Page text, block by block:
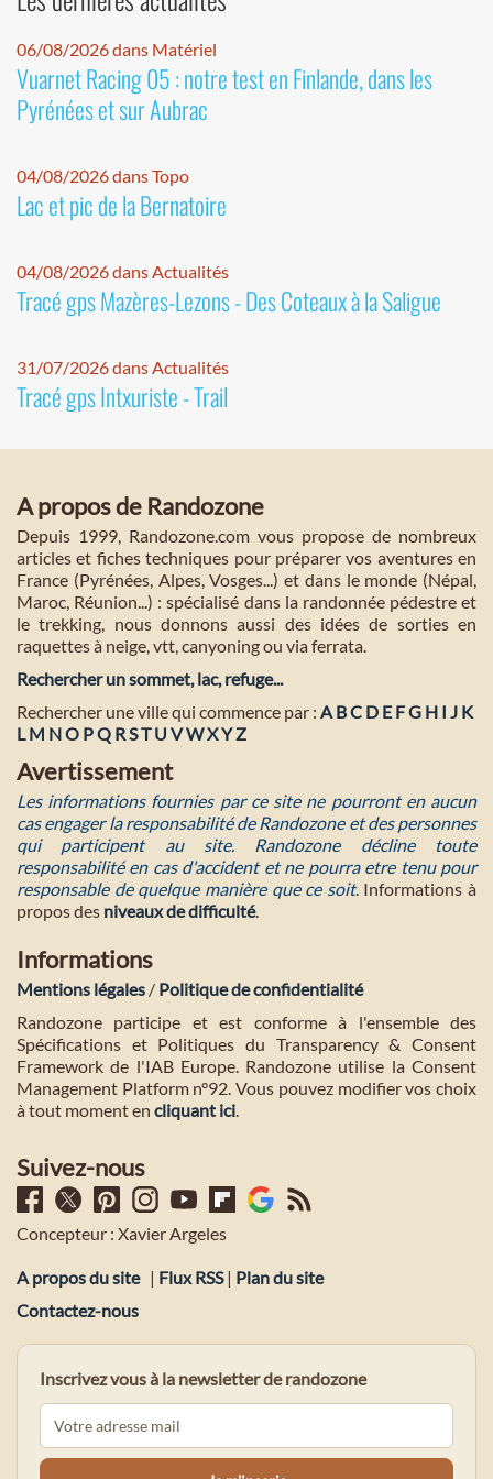
06/08/2026 dans Matériel
Vuarnet Racing 05 : notre test en Finlande, dans les
Pyrénées et sur Aubrac
04/08/2026 dans Topo
Lac et pic de la Bernatoire
04/08/2026 dans Actualités
Tracé gps Mazères-Lezons - Des Coteaux à la Saligue
31/07/2026 dans Actualités
Tracé gps Intxuriste - Trail
A propos de Randozone
Depuis 1999, Randozone.com vous propose de nombreux
articles et fiches techniques pour préparer vos aventures en
France (Pyrénées, Alpes, Vosges...) et dans le monde (Népal,
Maroc, Réunion...) : spécialisé dans la randonnée pédestre et
le trekking, nous donnons aussi des idées de sorties en
raquettes à neige, vtt, canyoning ou via ferrata.
Rechercher un sommet, lac, refuge...
Rechercher une ville qui commence par : A BC D E FG H I J K
L M NO PQ RST U VWXYZ
Avertissement
Les informations fournies par ce site ne pourront en aucun
cas engager la responsabilité de Randozone et des personnes
qui participent au site. Randozone décline toute
responsabilité en cas d'accident et ne pourra etre tenu pour
responsable de quelque manière que ce soit. Informations à
propos des niveaux de difficulté.
Informations
Mentions légales / Politique de confidentialité
Randozone participe et est conforme à l'ensemble des
Spécifications et Politiques du Transparency & Consent
Framework de l'IAB Europe. Randozone utilise la Consent
Management Platform n°92. Vous pouvez modifier vos choix
à tout moment en cliquant ici.
Suivez-nous
Concepteur : Xavier Argeles
A propos du site | Flux RSS| Plan du site
Contactez-nous
Inscrivez vous à la newsletter de randozone